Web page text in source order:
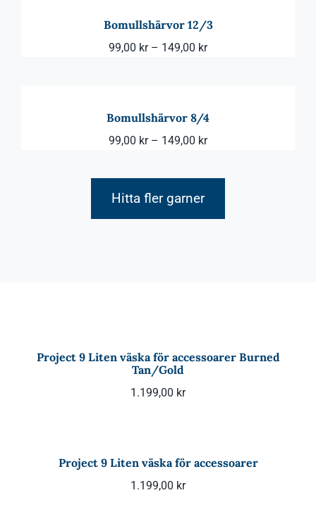
Bomullshärvor 12/3
99,00 kr – 149,00 krPrisintervall:
Bomullshärvor 8/4
99,00 kr – 149,00 krPrisintervall:
till
Hitta fler garner
Project 9 Liten väska för accessoarer Burned
Tan/Gold
1.199,00 kr
Project 9 Liten väska för accessoarer
1.199,00 kr